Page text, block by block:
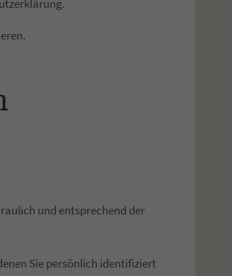
und entsprechend der
Sie persönlich identifiziert